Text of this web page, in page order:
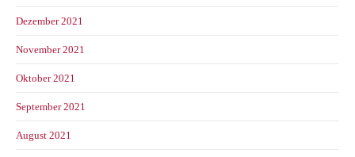
Dezember 2021
November 2021
Oktober 2021
September 2021
August 2021